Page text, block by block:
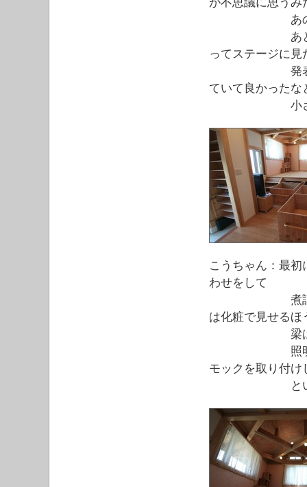
あの部屋は何
あと、うれし
ってステージに見
発表会の練習
ていて良かったな
小さいとき
こうちゃん：最
わせをして
煮詰めている
は化粧で見せるほ
梁は４５度
照明の梁に取
モックを取り付け
ということ